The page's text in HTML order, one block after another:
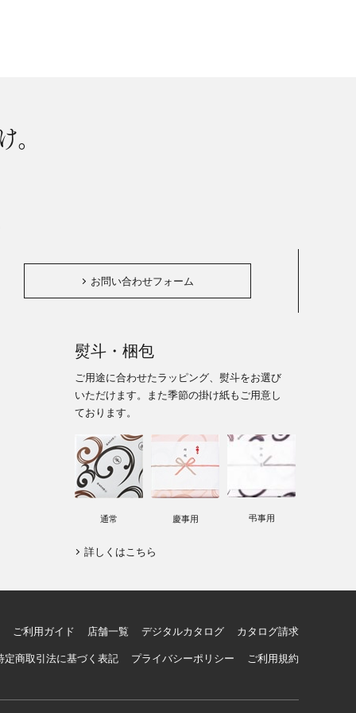
お問い合わせフォーム
熨斗・梱包
ご用途に合わせたラッピング、熨斗をお選び
いただけます。また季節の掛け紙もご用意し
ております。
通常 慶事用 弔事用
詳しくはこちら
ご利用ガイド 店舗一覧 デジタルカタログ カタログ請求
定商取引法に基づく表記 プライバシーポリシー ご利用規約